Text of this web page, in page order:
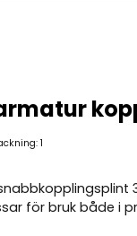
1
för bruk både i